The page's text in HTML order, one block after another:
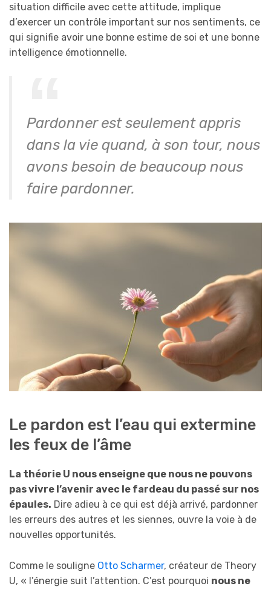
situation difficile avec cette attitude, implique
d’exercer un contrôle important sur nos sentiments, ce
qui signifie avoir une bonne estime de soi et une bonne
intelligence émotionnelle.
Pardonner est seulement appris
dans la vie quand, à son tour, nous
avons besoin de beaucoup nous
faire pardonner.
Le pardon est l’eau qui extermine
les feux de l’âme
La théorie U nous enseigne que nous ne pouvons
pas vivre l’avenir avec le fardeau du passé sur nos
épaules. Dire adieu à ce qui est déjà arrivé, pardonner
les erreurs des autres et les siennes, ouvre la voie à de
nouvelles opportunités.
Comme le souligne Otto Scharmer, créateur de Theory
U, « l’énergie suit l’attention. C’est pourquoi nous ne